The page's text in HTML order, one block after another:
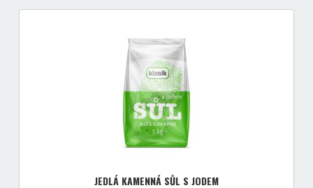
JEDLÁ KAMENNÁ SŮL S JODEM